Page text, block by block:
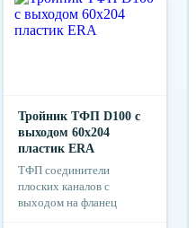
Тройник ТФП D100 с
выходом 60х204
пластик ERA
ТФП соединители
плоских каналов с
выходом на фланец